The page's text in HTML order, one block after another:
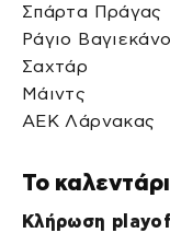
Σπάρτα Πράγας
Ράγιο Βαγιεκάνο
Σαχτάρ
Μάιντς
ΑΕΚ Λάρνακας
Το
Κλήρωση